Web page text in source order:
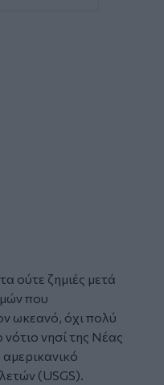
ούτε ζημιές μετά
που
ωκεανό, όχι πολύ
νησί της Νέας
(USGS).